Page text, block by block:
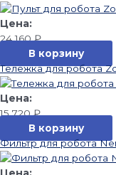
24 160₽
В корзину
Тележка для робота
15 720₽
В корзину
Фильтр для робота